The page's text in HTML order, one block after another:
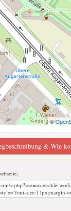
©
& Wie